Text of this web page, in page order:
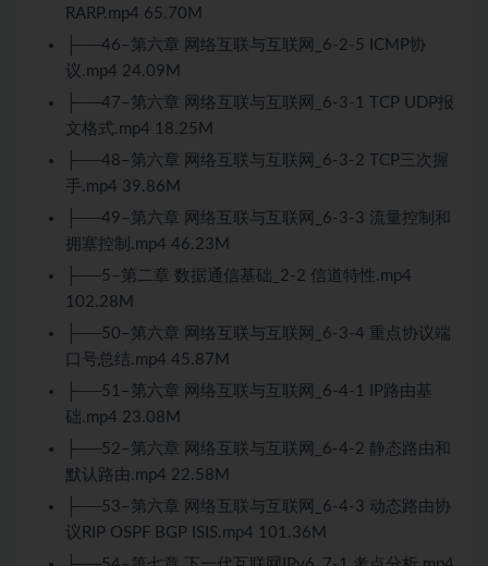
RARP.mp4 65.70M
├──46–第六章 网络互联与互联网_6-2-5 ICMP协
议.mp4 24.09M
├──47–第六章 网络互联与互联网_6-3-1 TCP UDP报
文格式.mp4 18.25M
├──48–第六章 网络互联与互联网_6-3-2 TCP三次握
手.mp4 39.86M
├──49–第六章 网络互联与互联网_6-3-3 流量控制和
拥塞控制.mp4 46.23M
├──5–第二章 数据通信基础_2-2 信道特性.mp4
102.28M
├──50–第六章 网络互联与互联网_6-3-4 重点协议端
口号总结.mp4 45.87M
├──51–第六章 网络互联与互联网_6-4-1 IP路由基
础.mp4 23.08M
├──52–第六章 网络互联与互联网_6-4-2 静态路由和
默认路由.mp4 22.58M
├──53–第六章 网络互联与互联网_6-4-3 动态路由协
议RIP OSPF BGP ISIS.mp4 101.36M